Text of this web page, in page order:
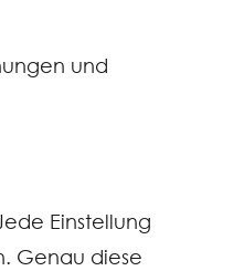
und
Einstellung
Genau diese